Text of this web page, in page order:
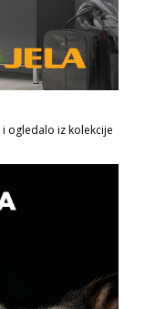
ogledalo iz kolekcije